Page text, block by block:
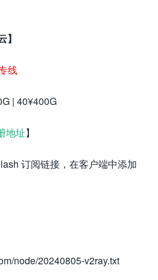
线
| 40¥400G
地址】
订阅链接，在客户端中添加
node/20240805-v2ray.txt